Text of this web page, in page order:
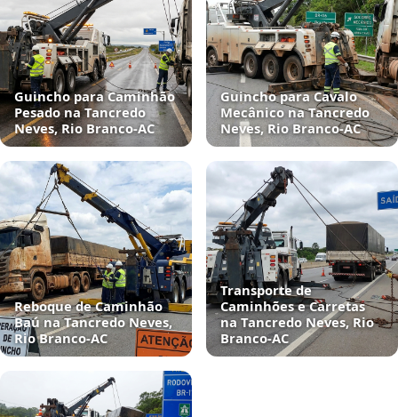
Guincho para Caminhão
Pesado na Tancredo
Neves, Rio Branco‑AC
Guincho para Cavalo
Mecânico na Tancredo
Neves, Rio Branco‑AC
Reboque de Caminhão
Baú na Tancredo Neves,
Rio Branco‑AC
Transporte de
Caminhões e Carretas
na Tancredo Neves, Rio
Branco‑AC